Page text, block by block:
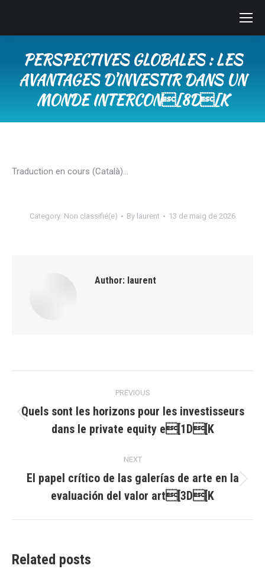
PERSPECTIVES GLOBALES : LES
AVANTAGES D’INVESTIR DANS UN
MONDE INTERCON[8D[K
Traduction en cours (Català)…
Category: Non classifié(e) By laurent 13 de maig de 2026
Author: laurent
navigation
PREVIOUS
Previous
post:
Quels sont les horizons pour les investisseurs
dans le private equity e[1D[K
NEXT
Next
post:
El papel crítico de las galerías de arte en la
evaluación del valor art[3D[K
Related posts